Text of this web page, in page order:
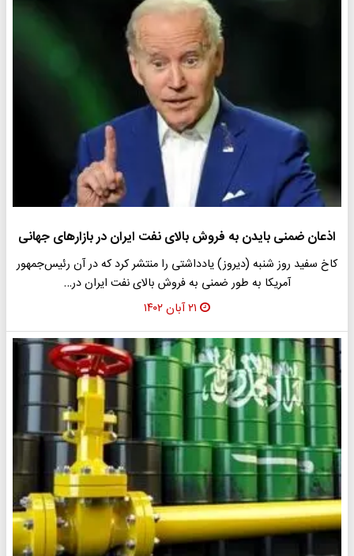
اذعان ضمنی بایدن به فروش بالای نفت ایران در بازارهای جهانی
کاخ سفید روز شنبه (دیروز) یادداشتی را منتشر کرد که در آن رئیس‌جمهور
آمریکا به طور ضمنی به فروش بالای نفت ایران در…
۲۱ آبان ۱۴۰۲